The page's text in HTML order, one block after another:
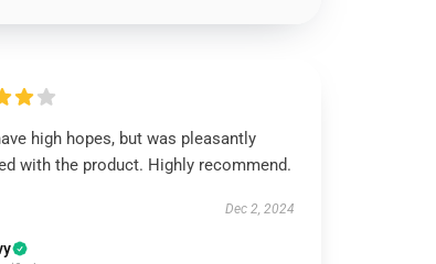
high hopes, but was pleasantly
with the product. Highly recommend.
Dec 2, 2024